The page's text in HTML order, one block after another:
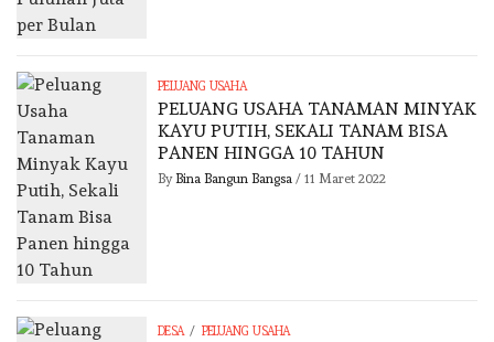
PELUANG USAHA
PELUANG USAHA TANAMAN MINYAK
KAYU PUTIH, SEKALI TANAM BISA
PANEN HINGGA 10 TAHUN
By Bina Bangun Bangsa/ 11 Maret 2022
DESA / PELUANG USAHA